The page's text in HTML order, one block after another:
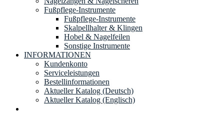
Fußpflege-Instrumente
Fußpflege-Instrumente
Skalpellhalter & Klingen
Hobel & Nagelfeilen
Sonstige Instrumente
INFORMATIONEN
Kundenkonto
Serviceleistungen
Bestellinformationen
Aktueller Katalog (Deutsch)
Aktueller Katalog (Englisch)